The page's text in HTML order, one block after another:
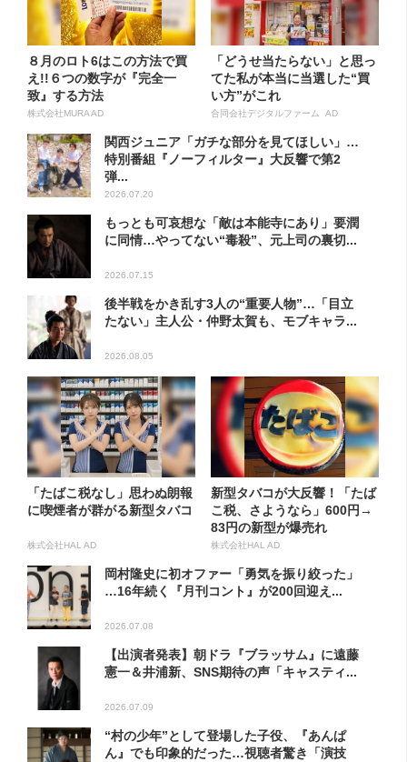
８月のロト6はこの方法で買
え!!６つの数字が『完全一
致』する方法
株式会社MURA AD
「どうせ当たらない」と思っ
てた私が本当に当選した“買
い方”がこれ
合同会社デジタルファーム AD
関西ジュニア「ガチな部分を見てほしい」…
特別番組『ノーフィルター』大反響で第2
弾...
2026.07.20
もっとも可哀想な「敵は本能寺にあり」要潤
に同情…やってない“毒殺”、元上司の裏切...
2026.07.15
後半戦をかき乱す3人の“重要人物”…「目立
たない」主人公・仲野太賀も、モブキャラ...
2026.08.05
「たばこ税なし」思わぬ朗報
に喫煙者が群がる新型タバコ
株式会社HAL AD
新型タバコが大反響！「たば
こ税、さようなら」600円→
83円の新型が爆売れ
株式会社HAL AD
岡村隆史に初オファー「勇気を振り絞った」
…16年続く『月刊コント』が200回迎え...
2026.07.08
【出演者発表】朝ドラ『ブラッサム』に遠藤
憲一＆井浦新、SNS期待の声「キャスティ...
2026.07.09
“村の少年”として登場した子役、『あんぱ
ん』でも印象的だった…視聴者驚き「演技